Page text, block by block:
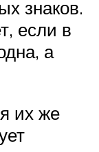
знаков.
если в
а
их же